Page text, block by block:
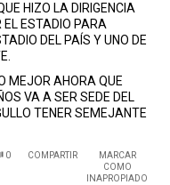
HIZO LA DIRIGENCIA
EL ESTADIO PARA
DEL PAÍS Y UNO DE
MEJOR AHORA QUE
VA A SER SEDE DEL
TENER SEMEJANTE
0 COMPARTIR
MARCAR
COMO
INAPROPIADO